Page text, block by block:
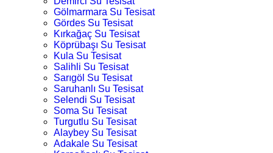
Gölmarmara Su Tesisat
Gördes Su Tesisat
Kırkağaç Su Tesisat
Köprübaşı Su Tesisat
Kula Su Tesisat
Salihli Su Tesisat
Sarıgöl Su Tesisat
Saruhanlı Su Tesisat
Selendi Su Tesisat
Soma Su Tesisat
Turgutlu Su Tesisat
Alaybey Su Tesisat
Adakale Su Tesisat